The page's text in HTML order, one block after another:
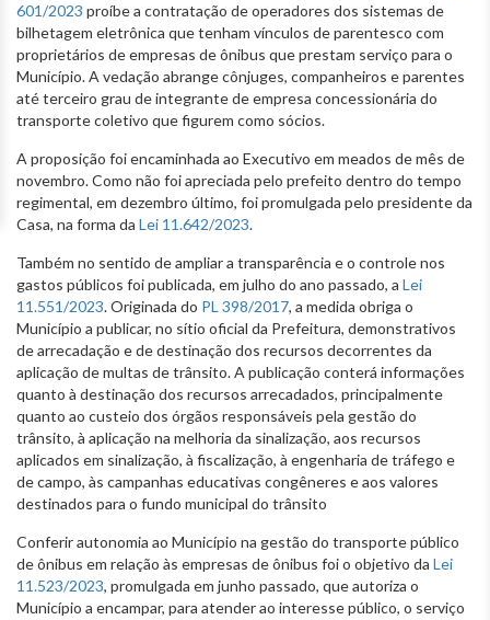
601/2023 proíbe a contratação de operadores dos sistemas de
bilhetagem eletrônica que tenham vínculos de parentesco com
proprietários de empresas de ônibus que prestam serviço para o
Município. A vedação abrange cônjuges, companheiros e parentes
até terceiro grau de integrante de empresa concessionária do
transporte coletivo que figurem como sócios.
A proposição foi encaminhada ao Executivo em meados de mês de
novembro. Como não foi apreciada pelo prefeito dentro do tempo
regimental, em dezembro último, foi promulgada pelo presidente da
Casa, na forma da Lei 11.642/2023.
Também no sentido de ampliar a transparência e o controle nos
gastos públicos foi publicada, em julho do ano passado, a Lei
11.551/2023. Originada do PL 398/2017, a medida obriga o
Município a publicar, no sítio oficial da Prefeitura, demonstrativos
de arrecadação e de destinação dos recursos decorrentes da
aplicação de multas de trânsito. A publicação conterá informações
quanto à destinação dos recursos arrecadados, principalmente
quanto ao custeio dos órgãos responsáveis pela gestão do
trânsito, à aplicação na melhoria da sinalização, aos recursos
aplicados em sinalização, à fiscalização, à engenharia de tráfego e
de campo, às campanhas educativas congêneres e aos valores
destinados para o fundo municipal do trânsito
Conferir autonomia ao Município na gestão do transporte público
de ônibus em relação às empresas de ônibus foi o objetivo da Lei
11.523/2023, promulgada em junho passado, que autoriza o
Município a encampar, para atender ao interesse público, o serviço